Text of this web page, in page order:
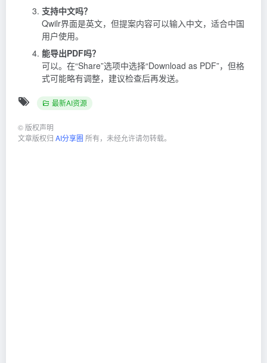
支持中文吗？
Qwilr界面是英文，但提案内容可以输入中文，适合中国
用户使用。
能导出PDF吗？
可以。在“Share”选项中选择“Download as PDF”，但格
式可能略有调整，建议检查后再发送。
最新AI资源
© 版权声明
文章版权归 AI分享圈 所有，未经允许请勿转载。